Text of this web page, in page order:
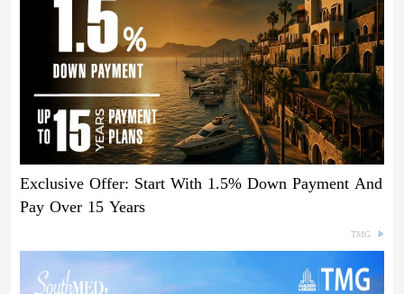
Exclusive Offer: Start With 1.5% Down Payment And
Pay Over 15 Years
TMG